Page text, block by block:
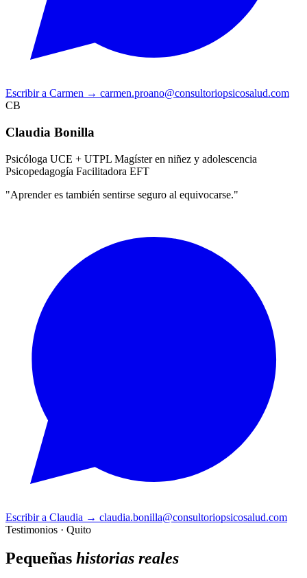
Escribir a Carmen → carmen.proano@consultoriopsicosalud.com
CB
Claudia Bonilla
Psicóloga UCE + UTPL Magíster en niñez y adolescencia
Psicopedagogía Facilitadora EFT
"Aprender es también sentirse seguro al equivocarse."
Escribir a Claudia → claudia.bonilla@consultoriopsicosalud.com
Testimonios · Quito
Pequeñas historias reales